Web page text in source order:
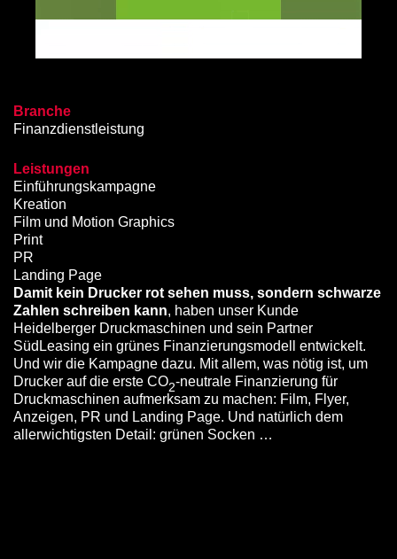
Branche
Finanzdienstleistung
Leistungen
Einführungskampagne
Kreation
Film und Motion Graphics
Print
PR
Landing Page
Damit kein Drucker rot sehen muss, sondern schwarze
Zahlen schreiben kann, haben unser Kunde
Heidelberger Druckmaschinen und sein Partner
SüdLeasing ein grünes Finanzierungsmodell entwickelt.
Und wir die Kampagne dazu. Mit allem, was nötig ist, um
Drucker auf die erste CO2-neutrale Finanzierung für
Druckmaschinen aufmerksam zu machen: Film, Flyer,
Anzeigen, PR und Landing Page. Und natürlich dem
allerwichtigsten Detail: grünen Socken …